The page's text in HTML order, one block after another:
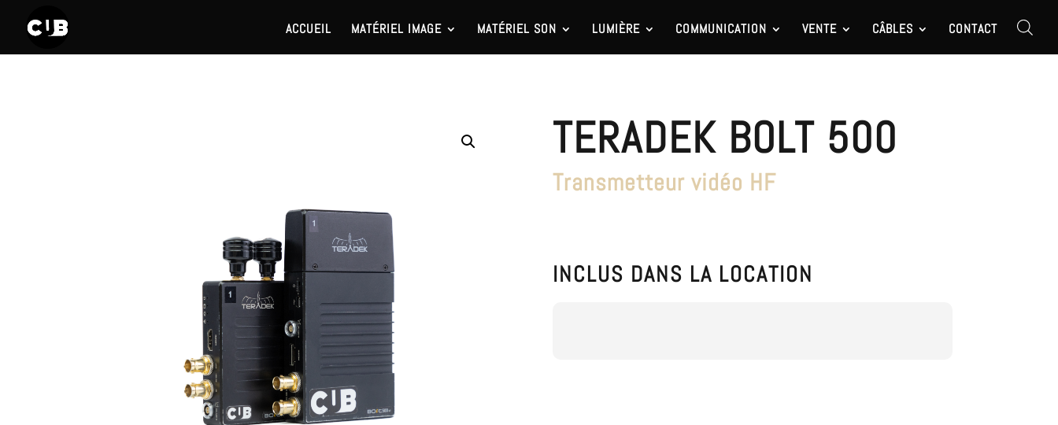
ACCUEIL MATÉRIEL IMAGE MATÉRIEL SON LUMIÈRE COMMUNICATION VENTE CÂBLES CONTACT
TERADEK BOLT 500
Transmetteur vidéo HF
INCLUS DANS LA LOCATION